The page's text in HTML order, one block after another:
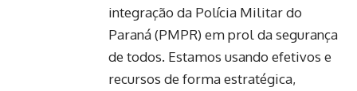
integração da Polícia Militar do
Paraná (PMPR) em prol da segurança
de todos. Estamos usando efetivos e
recursos de forma estratégica,